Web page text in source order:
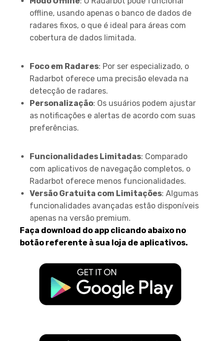
offline, usando apenas o banco de dados de
radares fixos, o que é ideal para áreas com
cobertura de dados limitada.
Foco em Radares: Por ser especializado, o
Radarbot oferece uma precisão elevada na
detecção de radares.
Personalização: Os usuários podem ajustar
as notificações e alertas de acordo com suas
preferências.
Funcionalidades Limitadas: Comparado
com aplicativos de navegação completos, o
Radarbot oferece menos funcionalidades.
Versão Gratuita com Limitações: Algumas
funcionalidades avançadas estão disponíveis
apenas na versão premium.
Faça download do app clicando abaixo no
botão referente à sua loja de aplicativos.